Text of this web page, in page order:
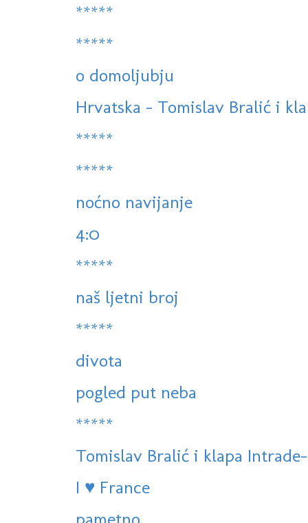
*****
*****
o domoljubju
Hrvatska - Tomislav Bralić i
*****
*****
noćno navijanje
4:0
*****
naš ljetni broj
*****
divota
pogled put neba
*****
Tomislav Bralić i klapa
I ♥ France